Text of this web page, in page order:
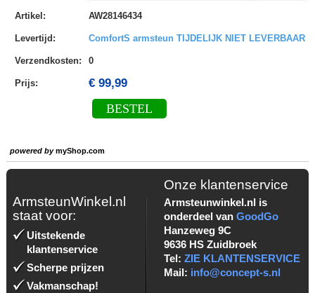
Artikel : AW28146434
Levertijd : ComfortS armsteun TIJDELIJK NIET LEVERBAAR
Verzendkosten: 0
Prijs: € 99,99
BESTEL
powered bymyShop.com
ArmsteunWinkel.nl
staat voor:
Uitstekende
klantenservice
Scherpe prijzen
Vakmanschap!
Onze klantenservice
Armsteunwinkel.nl is
onderdeel van GoodGo
Hanzeweg 9C
9636 HS Zuidbroek
Tel: ZIE KLANTENSERVICE
Mail: info@concept-s.nl